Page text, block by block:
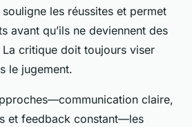
les réussites et permet
avant qu’ils ne deviennent des
critique doit toujours viser
le jugement.
claire,
et feedback constant—les